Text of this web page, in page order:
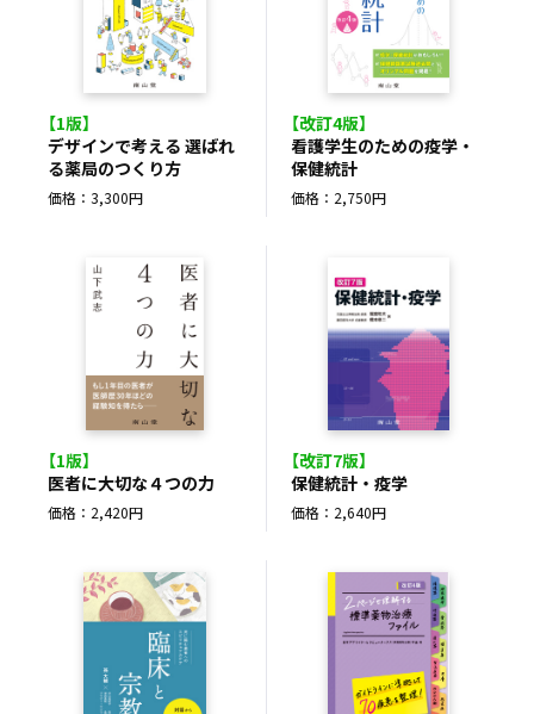
【1版】
デザインで考える 選ばれ
る薬局のつくり方
価格：3,300円
【改訂4版】
看護学生のための疫学・
保健統計
価格：2,750円
【1版】
医者に大切な４つの力
価格：2,420円
【改訂7版】
保健統計・疫学
価格：2,640円